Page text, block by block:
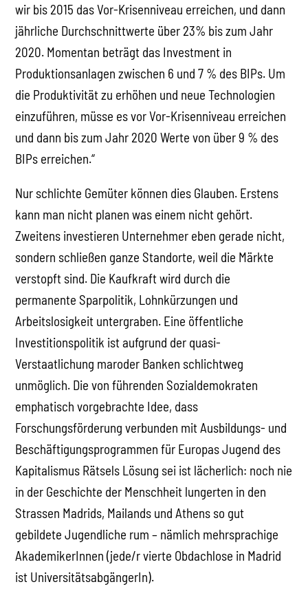
wir bis 2015 das Vor-Krisenniveau erreichen, und dann
jährliche Durchschnittwerte über 23% bis zum Jahr
2020. Momentan beträgt das Investment in
Produktionsanlagen zwischen 6 und 7 % des BIPs. Um
die Produktivität zu erhöhen und neue Technologien
einzuführen, müsse es vor Vor-Krisenniveau erreichen
und dann bis zum Jahr 2020 Werte von über 9 % des
BIPs erreichen.“
Nur schlichte Gemüter können dies Glauben. Erstens
kann man nicht planen was einem nicht gehört.
Zweitens investieren Unternehmer eben gerade nicht,
sondern schließen ganze Standorte, weil die Märkte
verstopft sind. Die Kaufkraft wird durch die
permanente Sparpolitik, Lohnkürzungen und
Arbeitslosigkeit untergraben. Eine öffentliche
Investitionspolitik ist aufgrund der quasi-
Verstaatlichung maroder Banken schlichtweg
unmöglich. Die von führenden Sozialdemokraten
emphatisch vorgebrachte Idee, dass
Forschungsförderung verbunden mit Ausbildungs- und
Beschäftigungsprogrammen für Europas Jugend des
Kapitalismus Rätsels Lösung sei ist lächerlich: noch nie
in der Geschichte der Menschheit lungerten in den
Strassen Madrids, Mailands und Athens so gut
gebildete Jugendliche rum – nämlich mehrsprachige
AkademikerInnen (jede/r vierte Obdachlose in Madrid
ist UniversitätsabgängerIn).